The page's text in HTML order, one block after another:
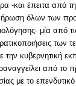
-και έπειτα από
όλων των
μία από
των
την κυβερνητική
από το
με το